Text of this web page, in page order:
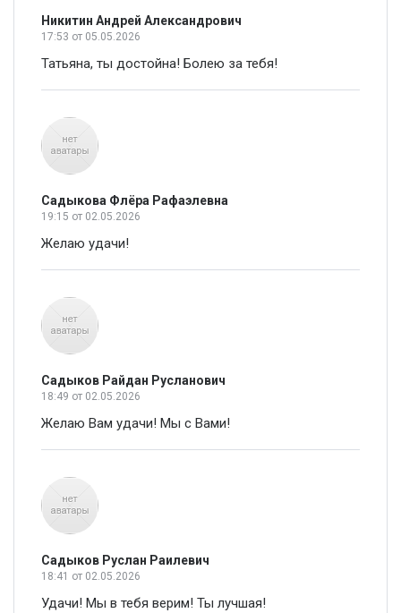
Никитин Андрей Александрович
17:53 от 05.05.2026
Татьяна, ты достойна! Болею за тебя!
Садыкова Флёра Рафаэлевна
19:15 от 02.05.2026
Желаю удачи!
Садыков Райдан Русланович
18:49 от 02.05.2026
Желаю Вам удачи! Мы с Вами!
Садыков Руслан Раилевич
18:41 от 02.05.2026
Удачи! Мы в тебя верим! Ты лучшая!